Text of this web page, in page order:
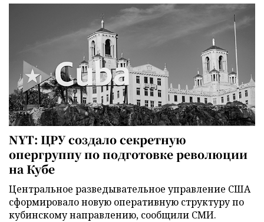
NYT: ЦРУ создало секретную
опергруппу по подготовке революции
на Кубе
Центральное разведывательное управление США
сформировало новую оперативную структуру по
кубинскому направлению, сообщили СМИ.